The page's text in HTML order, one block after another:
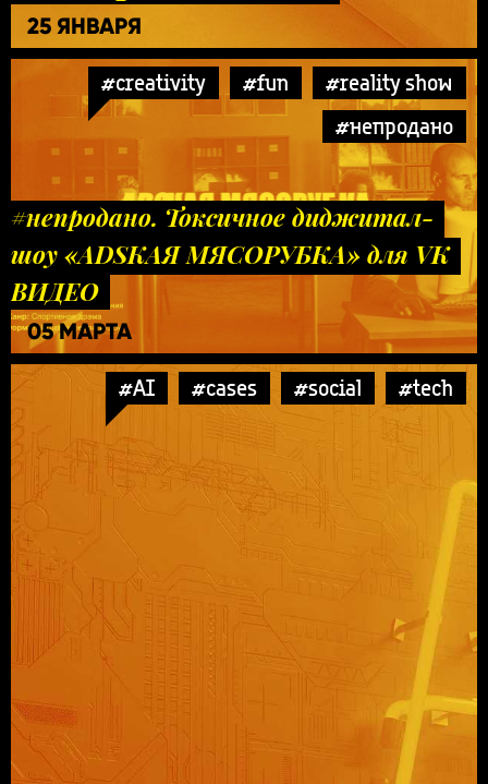
25 ЯНВАРЯ
#creativity #fun
#reality show
#непродано
#непродано. Токсичное диджитал-
шоу «ADSКАЯ МЯСОРУБКА» для VK
ВИДЕО
05 МАРТА
#AI #cases #social #tech